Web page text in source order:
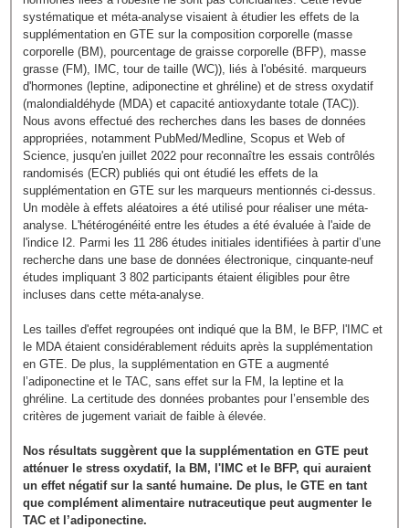
systématique et méta-analyse visaient à étudier les effets de la
supplémentation en GTE sur la composition corporelle (masse
corporelle (BM), pourcentage de graisse corporelle (BFP), masse
grasse (FM), IMC, tour de taille (WC)), liés à l'obésité. marqueurs
d'hormones (leptine, adiponectine et ghréline) et de stress oxydatif
(malondialdéhyde (MDA) et capacité antioxydante totale (TAC)).
Nous avons effectué des recherches dans les bases de données
appropriées, notamment PubMed/Medline, Scopus et Web of
Science, jusqu'en juillet 2022 pour reconnaître les essais contrôlés
randomisés (ECR) publiés qui ont étudié les effets de la
supplémentation en GTE sur les marqueurs mentionnés ci-dessus.
Un modèle à effets aléatoires a été utilisé pour réaliser une méta-
analyse. L'hétérogénéité entre les études a été évaluée à l'aide de
l'indice I2. Parmi les 11 286 études initiales identifiées à partir d’une
recherche dans une base de données électronique, cinquante-neuf
études impliquant 3 802 participants étaient éligibles pour être
incluses dans cette méta-analyse.
Les tailles d'effet regroupées ont indiqué que la BM, le BFP, l'IMC et
le MDA étaient considérablement réduits après la supplémentation
en GTE. De plus, la supplémentation en GTE a augmenté
l’adiponectine et le TAC, sans effet sur la FM, la leptine et la
ghréline. La certitude des données probantes pour l’ensemble des
critères de jugement variait de faible à élevée.
Nos résultats suggèrent que la supplémentation en GTE peut
atténuer le stress oxydatif, la BM, l'IMC et le BFP, qui auraient
un effet négatif sur la santé humaine. De plus, le GTE en tant
que complément alimentaire nutraceutique peut augmenter le
TAC et l’adiponectine.